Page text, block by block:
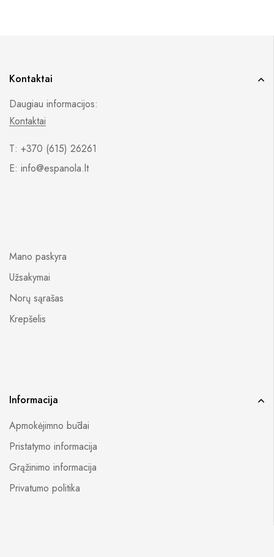
Kontaktai
Daugiau informacijos:
Kontaktai
T: +370 (615) 26261
E: info@espanola.lt
Mano paskyra
Užsakymai
Norų sąrašas
Krepšelis
Informacija
Apmokėjimno būdai
Pristatymo informacija
Grąžinimo informacija
Privatumo politika